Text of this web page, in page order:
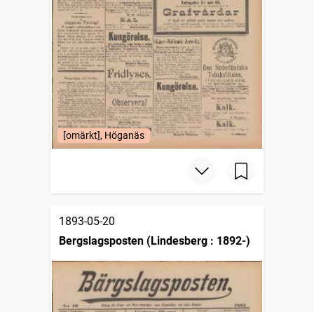
[omärkt], Höganäs
1893-05-20
Bergslagsposten (Lindesberg : 1892-)